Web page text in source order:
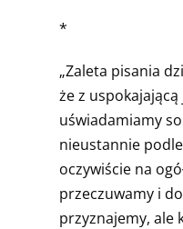
*
„Zaleta pisania
że z
uświadamiamy
nieustannie
oczywiście na
przeczuwamy i
przyznajemy, ale